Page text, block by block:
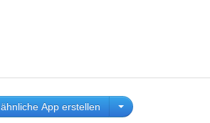
ähnliche App erstellen